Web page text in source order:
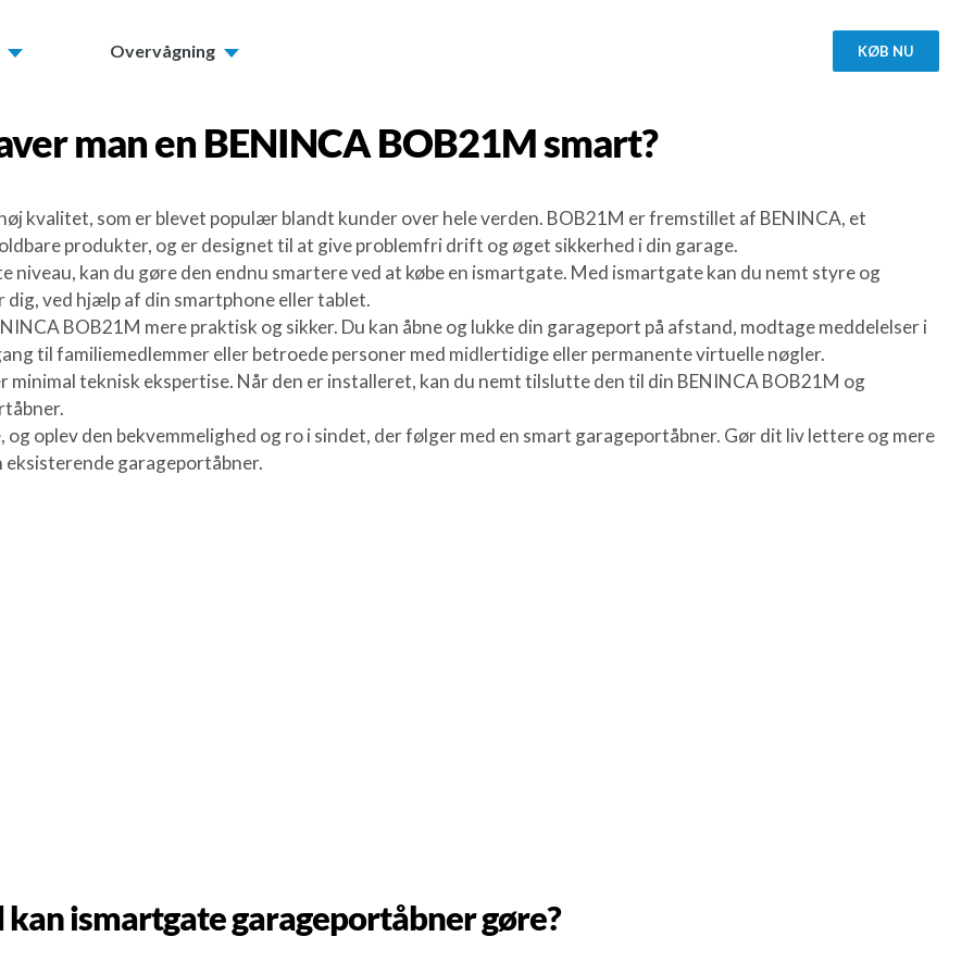
Overvågning KØB NU
man en BENINCA BOB21Msmart?
kvalitet, som er blevet populær blandt kunder over hele verden. BOB21M er fremstillet af BENINCA, et
produkter, og er designet til at give problemfri drift og øget sikkerhed i din garage.
kan du gøre den endnu smartere ved at købe en ismartgate. Med ismartgate kan du nemt styre og
ved hjælp af din smartphone eller tablet.
BOB21M mere praktisk og sikker. Du kan åbne og lukke din garageport på afstand, modtage meddelelser i
til familiemedlemmer eller betroede personer med midlertidige eller permanente virtuelle nøgler.
teknisk ekspertise. Når den er installeret, kan du nemt tilslutte den til din BENINCA BOB21M og
oplev den bekvemmelighed og ro i sindet, der følger med en smart garageportåbner. Gør dit liv lettere og mere
garageportåbner.
kan ismartgate garageportåbner gøre?